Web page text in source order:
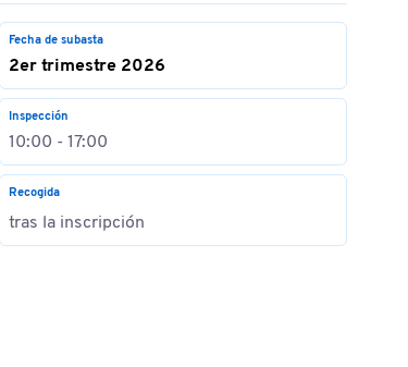
Fecha de subasta
2er trimestre 2026
Inspección
10:00 - 17:00
Recogida
tras la inscripción